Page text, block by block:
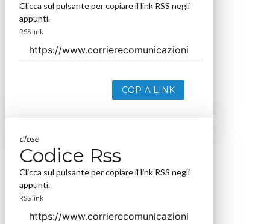
Clicca sul pulsante per copiare il link RSS negli
appunti.
RSS link
COPIA LINK
close
Codice Rss
Clicca sul pulsante per copiare il link RSS negli
appunti.
RSS link